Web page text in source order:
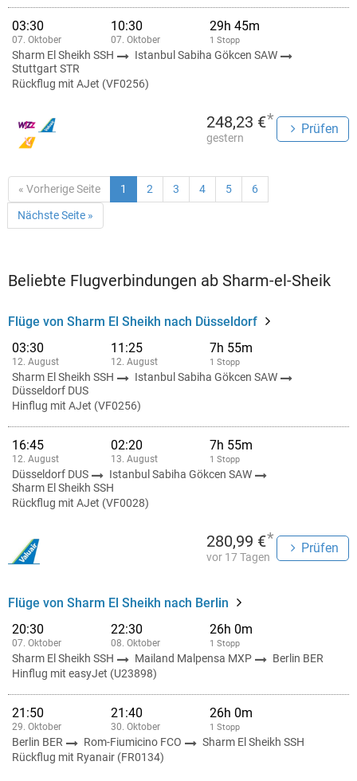
03:30
07. Oktober
10:30
07. Oktober
29h 45m
1 Stopp
Sharm El Sheikh SSH
Istanbul Sabiha Gökcen SAW
Stuttgart STR
Rückflug mit AJet (VF0256)
248,23 €*
gestern
Prüfen
« Vorherige Seite 1 2 3 4 5 6
Nächste Seite »
Beliebte Flugverbindungen ab Sharm-el-Sheik
Flüge von Sharm El Sheikh nach Düsseldorf
03:30
12. August
11:25
12. August
7h 55m
1 Stopp
Sharm El Sheikh SSH
Istanbul Sabiha Gökcen SAW
Düsseldorf DUS
Hinflug mit AJet (VF0256)
16:45
12. August
02:20
13. August
7h 55m
1 Stopp
Düsseldorf DUS
Istanbul Sabiha Gökcen SAW
Sharm El Sheikh SSH
Rückflug mit AJet (VF0028)
280,99 €*
vor 17 Tagen
Prüfen
Flüge von Sharm El Sheikh nach Berlin
20:30
07. Oktober
22:30
08. Oktober
26h 0m
1 Stopp
Sharm El Sheikh SSH Mailand Malpensa MXP
Berlin BER
Hinflug mit easyJet (U23898)
21:50
29. Oktober
21:40
30. Oktober
26h 0m
1 Stopp
Berlin BER Rom-Fiumicino FCO
Sharm El Sheikh SSH
Rückflug mit Ryanair (FR0134)